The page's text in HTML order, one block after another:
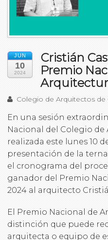
Contacto
JUN
10
2024
Cristián
Premio
Colegio de Arquitectos de
En una sesión
Nacional del Colegio
realizada este lunes 10
presentación de la
el cronograma del
ganador del Premio
2024 al arquitecto
El Premio Nacional de
distinción que puede
arquitecta o equipo de